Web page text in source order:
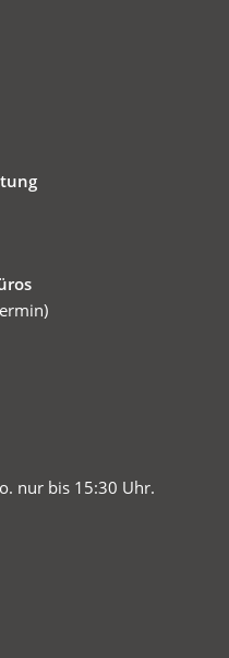
)
nur bis 15:30 Uhr.